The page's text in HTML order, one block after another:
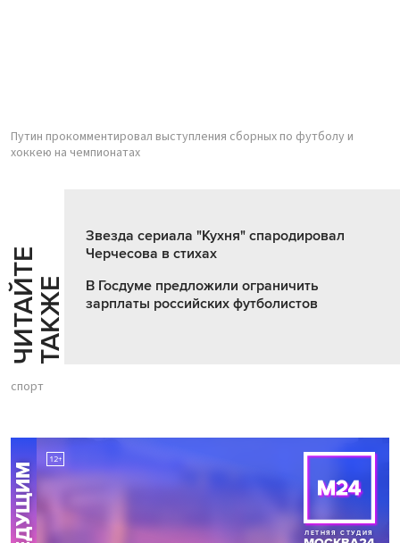
Путин прокомментировал выступления сборных по футболу и
хоккею на чемпионатах
Ч
И
Т
АЙ
Т
Е
Т
А
К
ЖЕ
Звезда сериала "Кухня" спародировал
Черчесова в стихах
В Госдуме предложили ограничить
зарплаты российских футболистов
спорт